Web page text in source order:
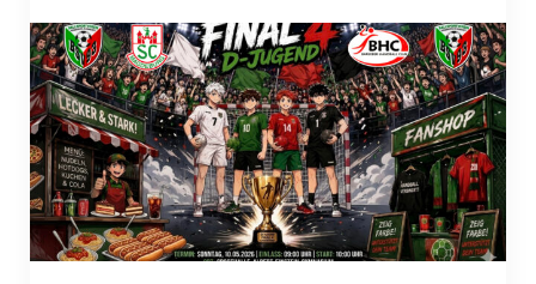
Service
Kontakt
Frauen
1. Frauen
Männer